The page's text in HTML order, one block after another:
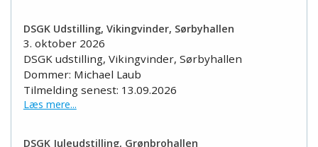
DSGK Udstilling, Vikingvinder, Sørbyhallen
3. oktober 2026
DSGK udstilling, Vikingvinder, Sørbyhallen
Dommer: Michael Laub
Tilmelding senest: 13.09.2026
Læs mere...
DSGK Juleudstilling, Grønbrohallen